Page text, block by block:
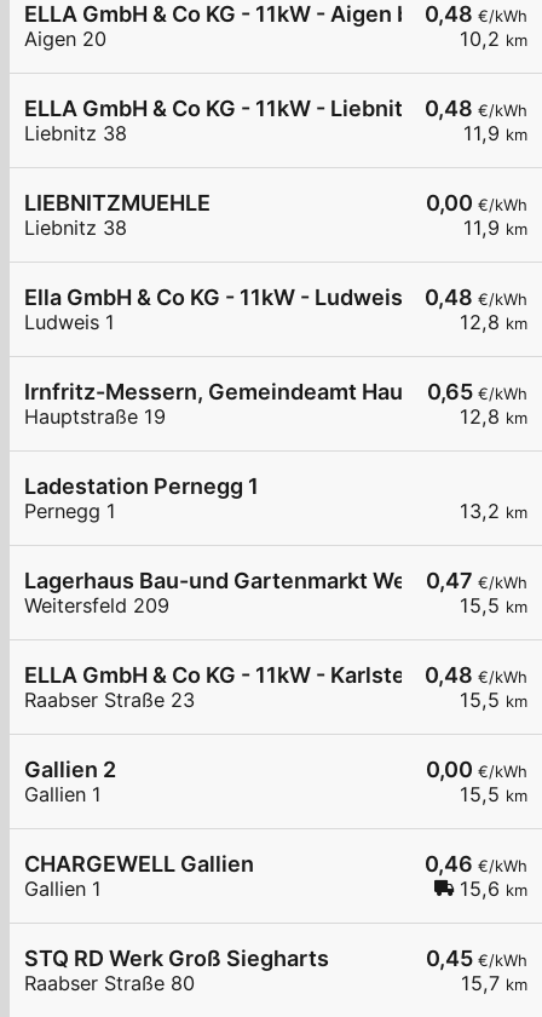
0,48 €/kWh
10,2 km
ELLA GmbH & Co KG - 11kW - Aigen bei Raabs -
Aigen 20
0,48 €/kWh
11,9 km
ELLA GmbH & Co KG - 11kW - Liebnitz -
Liebnitz 38
0,00 €/kWh
11,9 km
LIEBNITZMUEHLE
Liebnitz 38
0,48 €/kWh
12,8 km
Ella GmbH & Co KG - 11kW - Ludweis - Pfarrstadl
Ludweis 1
0,65 €/kWh
12,8 km
Irnfritz-Messern, Gemeindeamt Hauptstr.
Hauptstraße 19
13,2 km
Ladestation Pernegg 1
Pernegg 1
0,47 €/kWh
15,5 km
Lagerhaus Bau-und Gartenmarkt Weitersfeld
Weitersfeld 209
0,48 €/kWh
15,5 km
ELLA GmbH & Co KG - 11kW - Karlstein - HTL
Raabser Straße 23
0,00 €/kWh
15,5 km
Gallien 2
Gallien 1
0,46 €/kWh
15,6 km
CHARGEWELL Gallien
Gallien 1
0,45 €/kWh
15,7 km
STQ RD Werk Groß Siegharts
Raabser Straße 80